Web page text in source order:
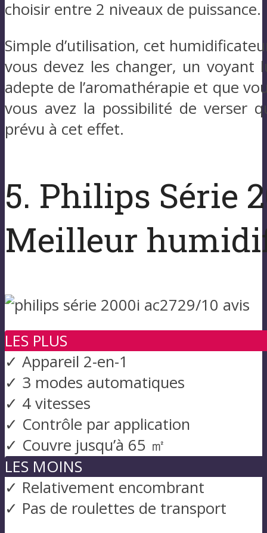
choisir entre 2 niveaux de puissance.
Simple d’utilisation, cet
vous devez les changer, un voyant
adepte de l’aromathérapie et que
vous avez la possibilité de verser
prévu à cet effet.
5. Philips Série
Meilleur
LES PLUS
✓ Appareil 2-en-1
✓ 3 modes automatiques
✓ 4 vitesses
✓ Contrôle par application
✓ Couvre jusqu’à 65 ㎡
LES MOINS
✓ Relativement encombrant
✓ Pas de roulettes de transport